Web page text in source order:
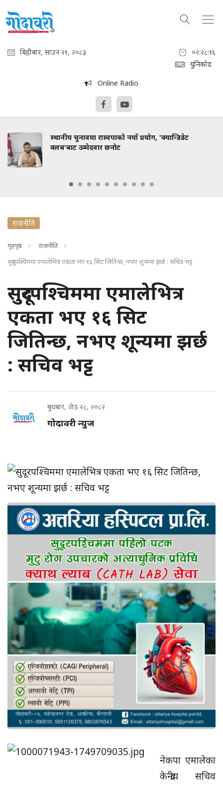
बिहीबार, साउन २१, २०८३
०२:२८:१७
युनिकोड
Online Radio
स्थानीय चुनावमा रास्वपाको नयाँ प्रयोग, 'क्यान्डिडेट
क्लब'बाट उम्मेदवार छनोट
राजनीति
गृहपृष्ठ
राजनीति
सुदूरपश्चिममा एमालेभित्र एकता भए १६ सिट जितिन्छ, नभए शून्यमा झर्छ : सचिव भट्ट
सुदूरपश्चिममा एमालेभित्र
एकता भए १६ सिट
जितिन्छ, नभए शून्यमा झर्छ
: सचिव भट्ट
बुधबार, जेठ २८, २०८२
गोदावरी न्युज
नेकपा एमालेका
केन्द्रीय सचिव